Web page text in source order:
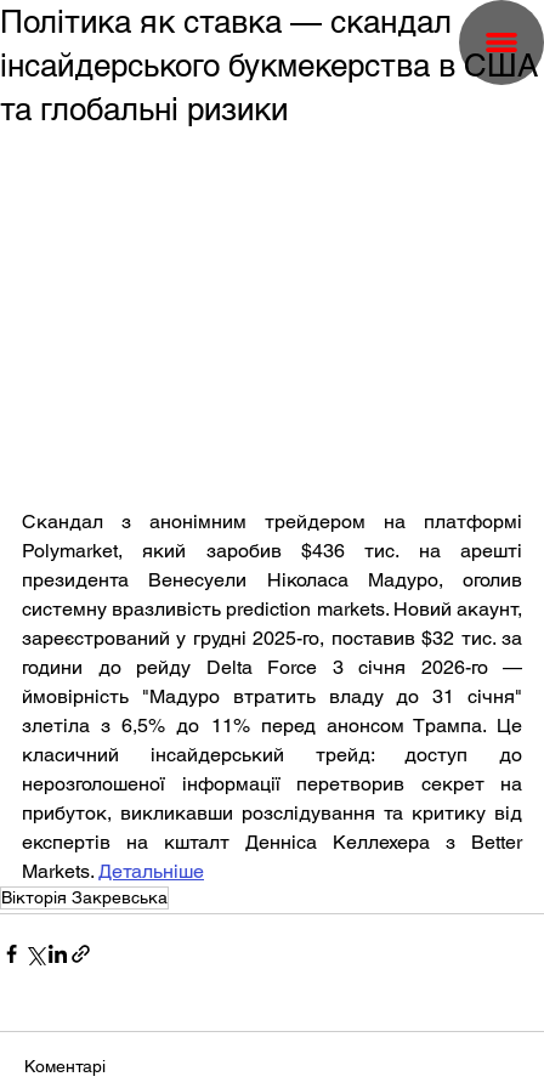
Політика як ставка — скандал
інсайдерського букмекерства в США
та глобальні ризики
Скандал з анонімним трейдером на платформі
Polymarket, який заробив $436 тис. на арешті
президента Венесуели Ніколаса Мадуро, оголив
системну вразливість prediction markets. Новий акаунт,
зареєстрований у грудні 2025-го, поставив $32 тис. за
години до рейду Delta Force 3 січня 2026-го —
ймовірність "Мадуро втратить владу до 31 січня"
злетіла з 6,5% до 11% перед анонсом Трампа. Це
класичний інсайдерський трейд: доступ до
нерозголошеної інформації перетворив секрет на
прибуток, викликавши розслідування та критику від
експертів на кшталт Денніса Келлехера з Better
Markets. Детальніше
Вікторія Закревська
Коментарі